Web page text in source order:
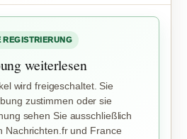
REGISTRIERUNG
weiterlesen
wird freigeschaltet. Sie
zustimmen oder sie
sehen Sie ausschließlich
Nachrichten.fr und France